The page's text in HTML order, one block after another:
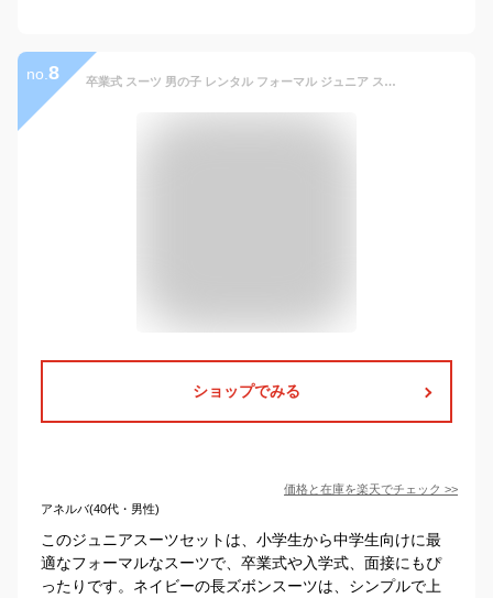
no. 8 卒業式 スーツ 男の子 レンタル フォーマル ジュニア スーツ 【3月利用分】 子供服 子供スーツレンタル 男児 ジュニア Jr スーツセット ネイビー aby061【長ズボン 140 150 160 170 小学校 小学生 入学式 中学受験 面接】 送料無料 【レンタル】 【靴なし】
ショップでみる
価格と在庫を楽天でチェック >>
アネルバ(40代・男性)
このジュニアスーツセットは、小学生から中学生向けに最
適なフォーマルなスーツで、卒業式や入学式、面接にもぴ
ったりです。ネイビーの長ズボンスーツは、シンプルで上